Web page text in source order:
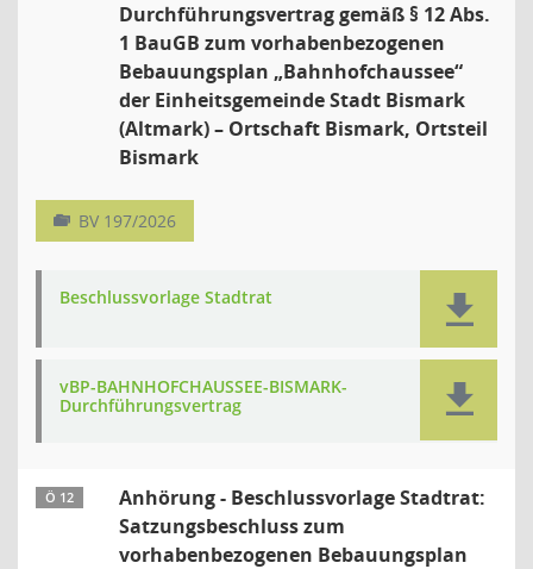
Durchführungsvertrag gemäß § 12 Abs.
1 BauGB zum vorhabenbezogenen
Bebauungsplan „Bahnhofchaussee“
der Einheitsgemeinde Stadt Bismark
(Altmark) – Ortschaft Bismark, Ortsteil
Bismark
BV 197/2026
Beschlussvorlage Stadtrat
vBP-BAHNHOFCHAUSSEE-BISMARK-
Durchführungsvertrag
Ö 12
Anhörung - Beschlussvorlage Stadtrat:
Satzungsbeschluss zum
vorhabenbezogenen Bebauungsplan